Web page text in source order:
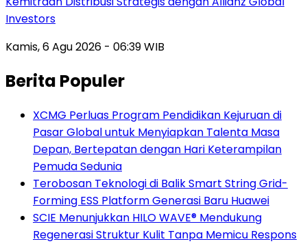
Investors
Kamis, 6 Agu 2026 - 06:39 WIB
Berita Populer
XCMG Perluas Program Pendidikan Kejuruan di
Pasar Global untuk Menyiapkan Talenta Masa
Depan, Bertepatan dengan Hari Keterampilan
Pemuda Sedunia
Terobosan Teknologi di Balik Smart String Grid-
Forming ESS Platform Generasi Baru Huawei
SCIE Menunjukkan HILO WAVE® Mendukung
Regenerasi Struktur Kulit Tanpa Memicu Respons